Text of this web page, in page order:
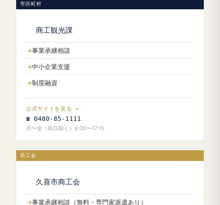
市区町村
商工観光課
事業承継相談
中小企業支援
制度融資
公式サイトを見る →
☎ 0480-85-1111
月〜金（祝日除く）8:30〜17:15
商工会
久喜市商工会
事業承継相談（無料・専門家派遣あり）